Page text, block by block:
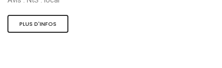
PLUS D'INFOS